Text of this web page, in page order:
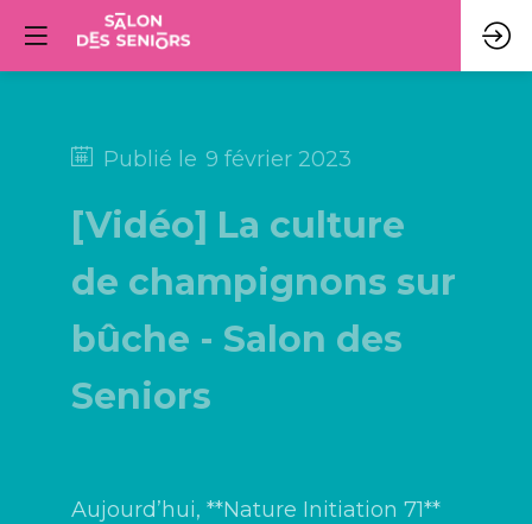
Publié le 9 février 2023
[Vidéo] La culture
de champignons sur
bûche - Salon des
Seniors
Aujourd’hui, **Nature Initiation 71**